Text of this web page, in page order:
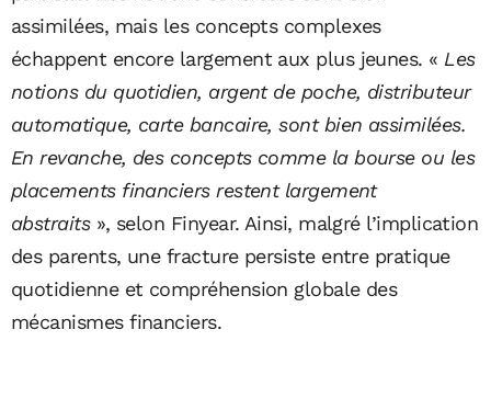
assimilées, mais les concepts complexes
échappent encore largement aux plus jeunes. « Les
notions du quotidien, argent de poche, distributeur
automatique, carte bancaire, sont bien assimilées.
En revanche, des concepts comme la bourse ou les
placements financiers restent largement
abstraits», selon Finyear. Ainsi, malgré l’implication
des parents, une fracture persiste entre pratique
quotidienne et compréhension globale des
mécanismes financiers.